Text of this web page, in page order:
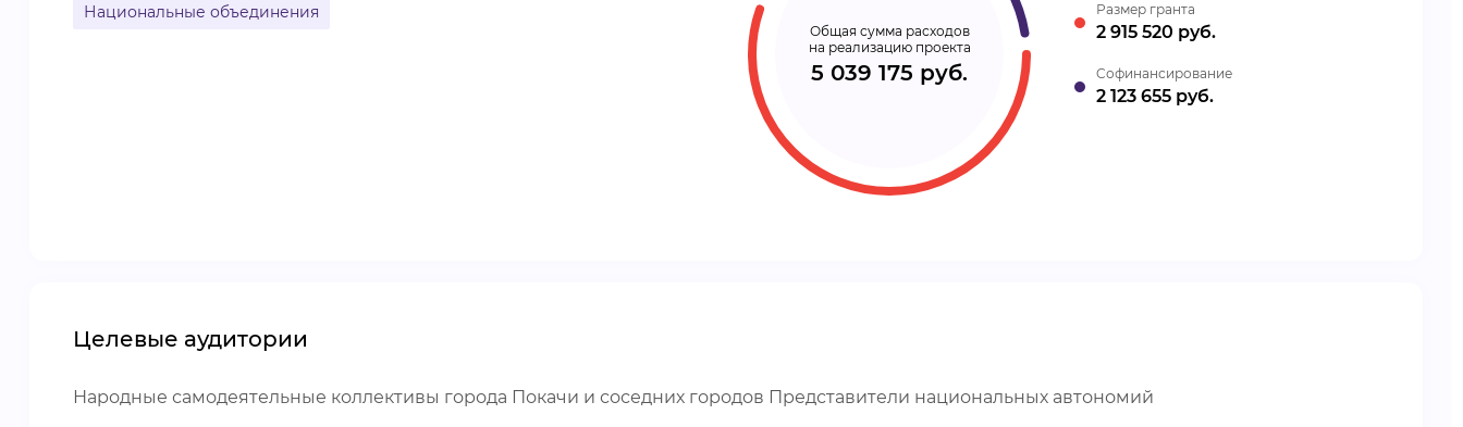
Национальные объединения
Общая сумма расходов
на реализацию проекта
5 039 175 руб.
Размер гранта
2 915 520 руб.
Cофинансирование
2 123 655 руб.
Целевые аудитории
Народные самодеятельные коллективы города Покачи и соседних городов Представители национальных автономий